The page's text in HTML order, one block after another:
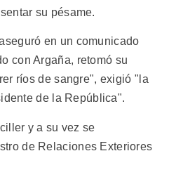
su pésame.
en un comunicado
con Argaña, retomó su
ríos de sangre", exigió "la
de la República".
y a su vez se
de Relaciones Exteriores